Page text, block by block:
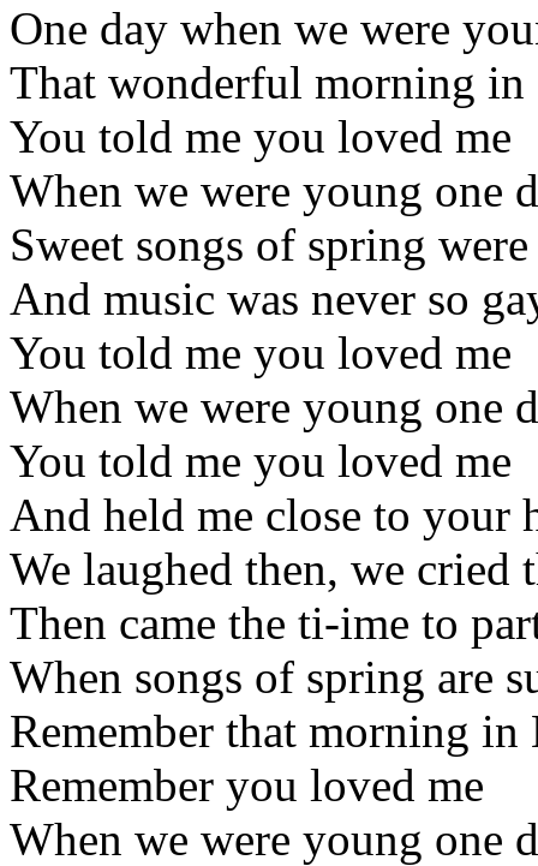
One day when we were
That wonderful morning in
You told me you loved me
When we were young one
Sweet songs of spring
And music was never so
You told me you loved me
When we were young one
You told me you loved me
And held me close to your
We laughed then, we cried
Then came the ti-ime to
When songs of spring are
Remember that morning in
Remember you loved me
When we were young one